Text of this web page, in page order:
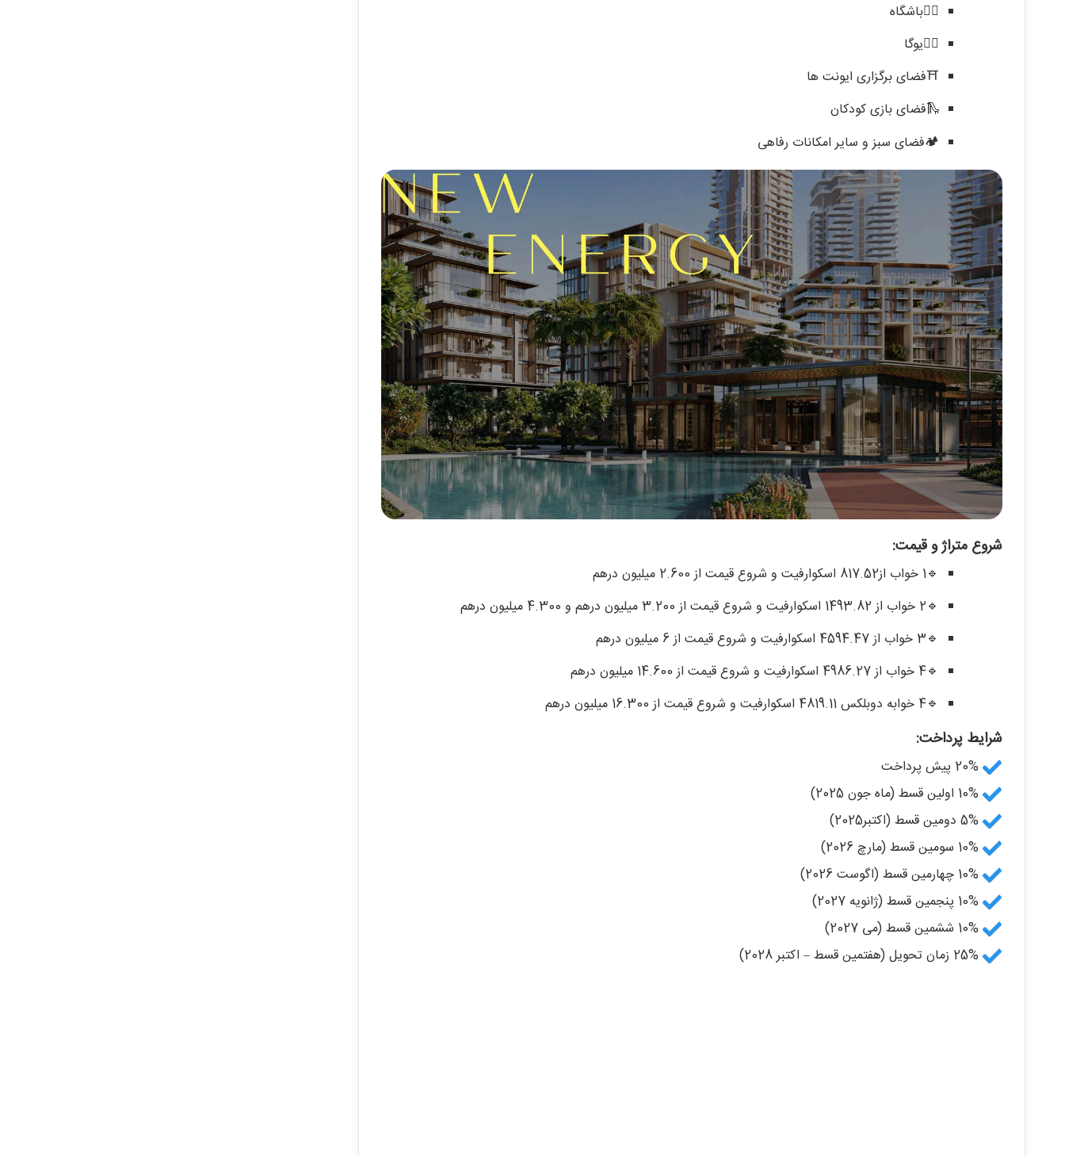
🏋‍♂️باشگاه
🧘‍♂️یوگا
⛩️فضای برگزاری ایونت ها
🛝فضای بازی کودکان
🏕فضای سبز و سایر امکانات رفاهی
شروع متراژ و قیمت:
🔹️1 خواب از817.52 اسکوارفیت و شروع قیمت از 2.600 میلیون درهم
🔹️2 خواب از 1493.82 اسکوارفیت و شروع قیمت از 3.200 میلیون درهم و 4.300 میلیون درهم
🔹️3 خواب از 4594.47 اسکوارفیت و شروع قیمت از 6 میلیون درهم
🔹️4 خواب از 4986.27 اسکوارفیت و شروع قیمت از 14.600 میلیون درهم
🔹️4 خوابه دوبلکس 4819.11 اسکوارفیت و شروع قیمت از 16.300 میلیون درهم
شرایط پرداخت: